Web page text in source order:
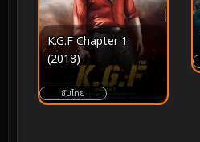
K.G.F Chapter 1
(2018)
ซับไทย